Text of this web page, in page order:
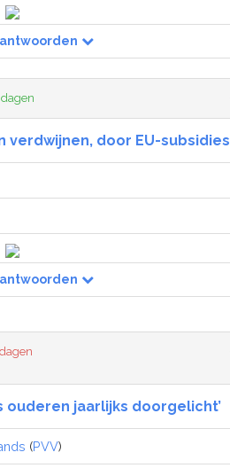
door EU-subsidies
ouderen jaarlijks doorgelicht’
(PVV)